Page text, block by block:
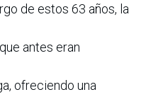
de estos 63 años, la
antes eran
ofreciendo una